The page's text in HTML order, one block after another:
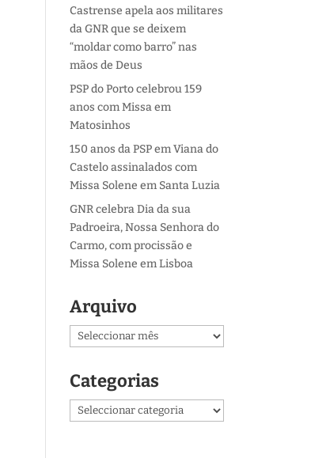
Castrense apela aos militares
da GNR que se deixem
“moldar como barro” nas
mãos de Deus
PSP do Porto celebrou 159
anos com Missa em
Matosinhos
150 anos da PSP em Viana do
Castelo assinalados com
Missa Solene em Santa Luzia
GNR celebra Dia da sua
Padroeira, Nossa Senhora do
Carmo, com procissão e
Missa Solene em Lisboa
Arquivo
Arquivo
Categorias
Categorias